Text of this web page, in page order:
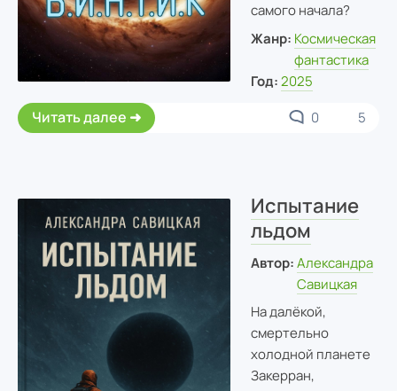
самого начала?
Жанр: Космическая
фантастика
Год: 2025
Читать далее 0 5
Испытание
льдом
Автор: Александра
Савицкая
На далёкой,
смертельно
холодной планете
Закерран,